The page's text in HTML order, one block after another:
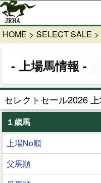
HOME SELECT SALE
上場馬情報
セレクトセール2026
１歳馬
上場No順
父馬順